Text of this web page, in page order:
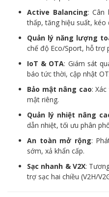
Active Balancing: Cân
thấp, tăng hiệu suất, kéo
Quản lý năng lượng
chế độ Eco/Sport, hỗ trợ
IoT & OTA: Giám sát
báo tức thời, cập nhật
Bảo mật nâng cao:
mật riêng.
Quản lý nhiệt nâng
dẫn nhiệt, tối ưu phân
An toàn mở rộng:
sớm, xả khẩn cấp.
Sạc nhanh & V2X:
trợ sạc hai chiều (V2H/